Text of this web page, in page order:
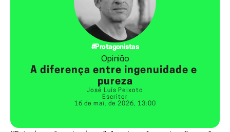
A diferença entre ingenuidade e
pureza
José Luís Peixoto
Escritor
16 de mai. de 2026, 13:00
#Protagonistas
Opinião